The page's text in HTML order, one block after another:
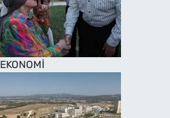
EKONOMİ
SAĞLIK
TV REHBERİ